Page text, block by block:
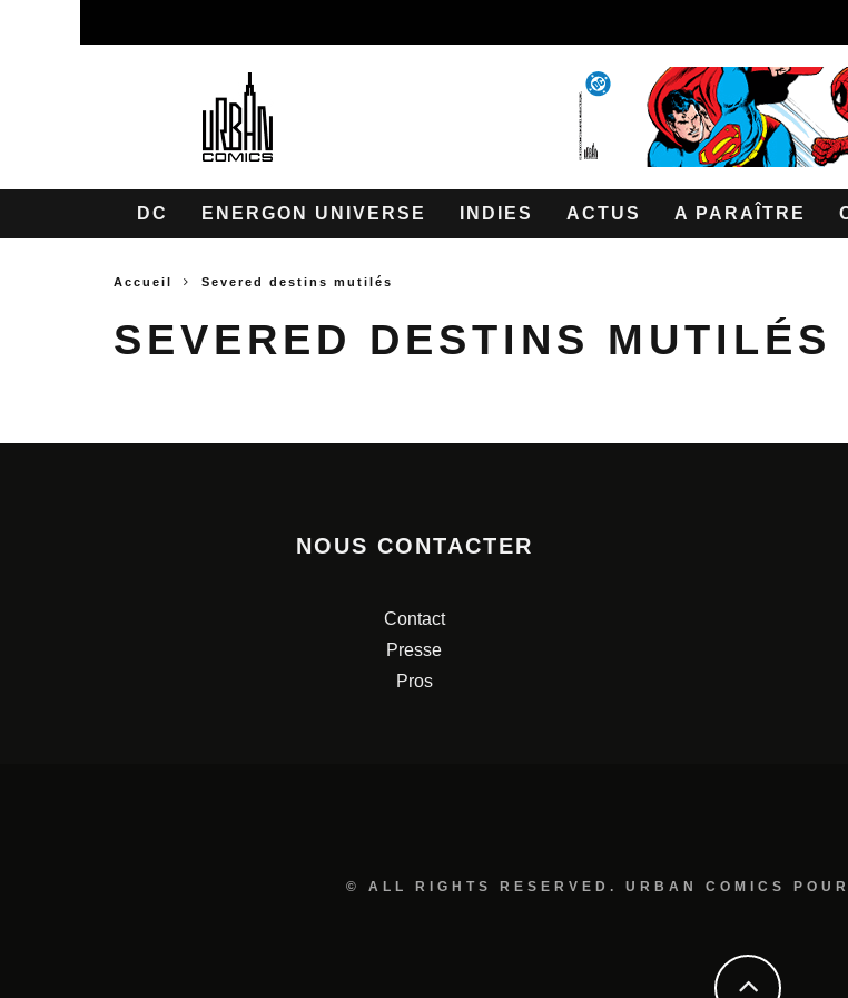
DC ENERGON UNIVERSE INDIES ACTUS A PARAÎTRE
Accueil Severed destins mutilés
SEVERED DESTINS MUTILÉS
NOUS CONTACTER
Contact
Presse
Pros
© ALL RIGHTS RESERVED. URBAN COMICS